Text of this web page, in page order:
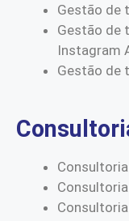
Gestão de
Gestão de
Instagram
Gestão de